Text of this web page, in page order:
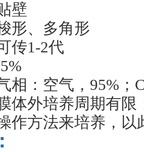
壁
形、多角形
传1-2代
相：空气， 95% ；
体外培养周期有
作方法来培养，